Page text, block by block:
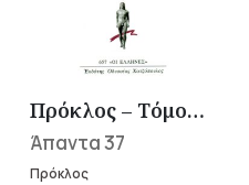
Πρόκλος – Τόμος 37
Άπαντα 37
Πρόκλος